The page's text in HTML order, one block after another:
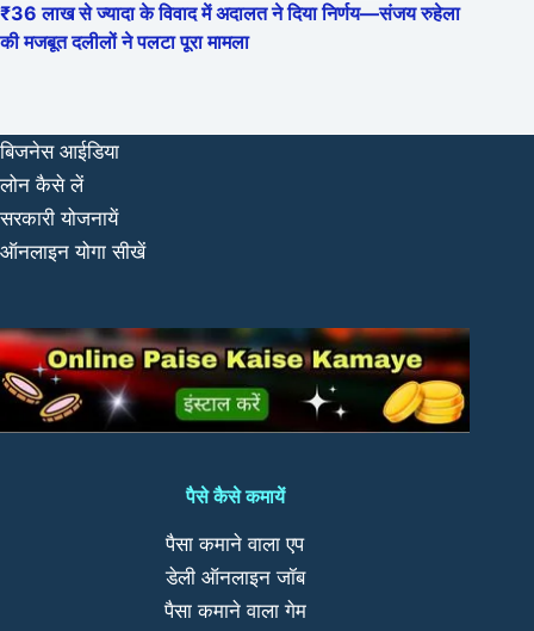
₹36 लाख से ज्यादा के विवाद में अदालत ने दिया निर्णय—संजय रुहेला
की मजबूत दलीलों ने पलटा पूरा मामला
बिजनेस आईडिया
लोन कैसे लें
सरकारी योजनायें
ऑनलाइन योगा सीखें
पैसे कैसे कमायें
पैसा कमाने वाला एप
डेली ऑनलाइन जॉब
पैसा कमाने वाला गेम